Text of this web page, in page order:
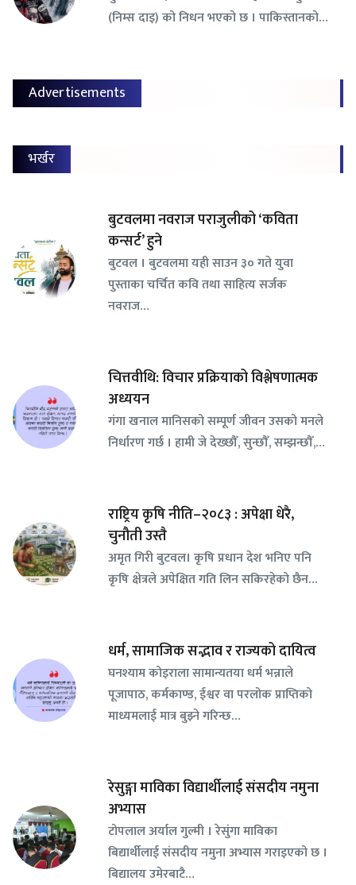
(निम्स दाइ) को निधन भएको छ । पाकिस्तानको…
Advertisements
भर्खर
बुटवलमा नवराज पराजुलीको ‘कविता
कन्सर्ट’ हुने
बुटवल । बुटवलमा यही साउन ३० गते युवा
पुस्ताका चर्चित कवि तथा साहित्य सर्जक
नवराज…
चित्तवीथि: विचार प्रक्रियाको विश्लेषणात्मक
अध्ययन
गंगा खनाल मानिसको सम्पूर्ण जीवन उसको मनले
निर्धारण गर्छ । हामी जे देख्छौँ, सुन्छौँ, सम्झन्छौँ,…
राष्ट्रिय कृषि नीति–२०८३ : अपेक्षा धेरै,
चुनौती उस्तै
अमृत गिरी बुटवल। कृषि प्रधान देश भनिए पनि
कृषि क्षेत्रले अपेक्षित गति लिन सकिरहेको छैन…
धर्म, सामाजिक सद्भाव र राज्यको दायित्व
घनश्याम कोइराला सामान्यतया धर्म भन्नाले
पूजापाठ, कर्मकाण्ड, ईश्वर वा परलोक प्राप्तिको
माध्यमलाई मात्र बुझ्ने गरिन्छ…
रेसुङ्गा माविका विद्यार्थीलाई संसदीय नमुना
अभ्यास
टोपलाल अर्याल गुल्मी । रेसुंगा माविका
बिद्यार्थीलाई संसदीय नमुना अभ्यास गराइएको छ ।
बिद्यालय उमेरबाटै…